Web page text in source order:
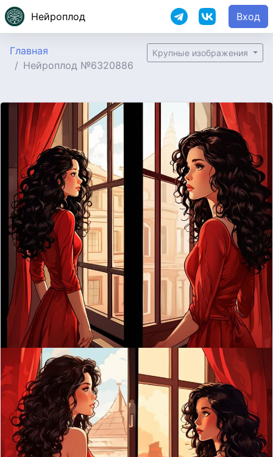
Нейроплод Вход
Главная
Нейроплод №6320886
Крупные изображения